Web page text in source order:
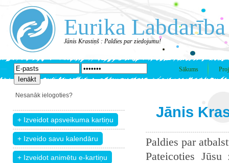
Eurika Labdarība
Jānis Krastiņš : Paldies par ziedojumu!
Sākums
Nesanāk ielogoties?
Jānis
Paldies par
Pateicoties